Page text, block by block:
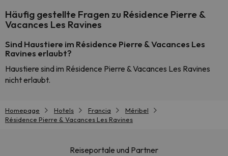
Häufig gestellte Fragen zu Résidence Pierre &
Vacances Les Ravines
Sind Haustiere im Résidence Pierre & Vacances Les
Ravines erlaubt?
Haustiere sind im Résidence Pierre & Vacances Les Ravines
nicht erlaubt.
Homepage Hotels Francia
Méribel
Résidence Pierre & Vacances Les Ravines
Reiseportale und Partner